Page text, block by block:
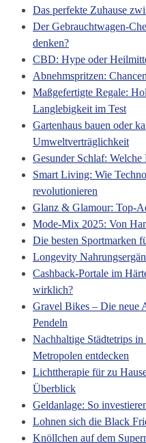
Das perfekte Zuhause
Der Gebrauchtwagen-
denken?
CBD: Hype oder
Abnehmspritzen:
Maßgefertigte Regale:
Langlebigkeit im Test
Gartenhaus bauen oder
Umweltverträglichkeit
Gesunder Schlaf:
Smart Living: Wie
revolutionieren
Glanz & Glamour: Top-
Mode-Mix 2025: Von
Die besten Sportmarken
Longevity
Cashback-Portale im
wirklich?
Gravel Bikes – Die neue
Pendeln
Nachhaltige Städtetrips
Metropolen entdecken
Lichttherapie für zu
Überblick
Geldanlage: So
Lohnen sich die Black
Knöllchen auf dem